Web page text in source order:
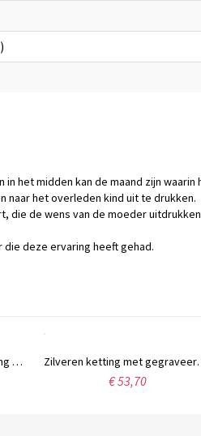
het midden kan de maand zijn waarin
naar het overleden kind uit te drukken.
die de wens van de moeder
deze ervaring heeft gehad.
Gegraveerde babyvoeten Ring voor moeder Sterling zilver Zilveren ketting met
€ 53,70